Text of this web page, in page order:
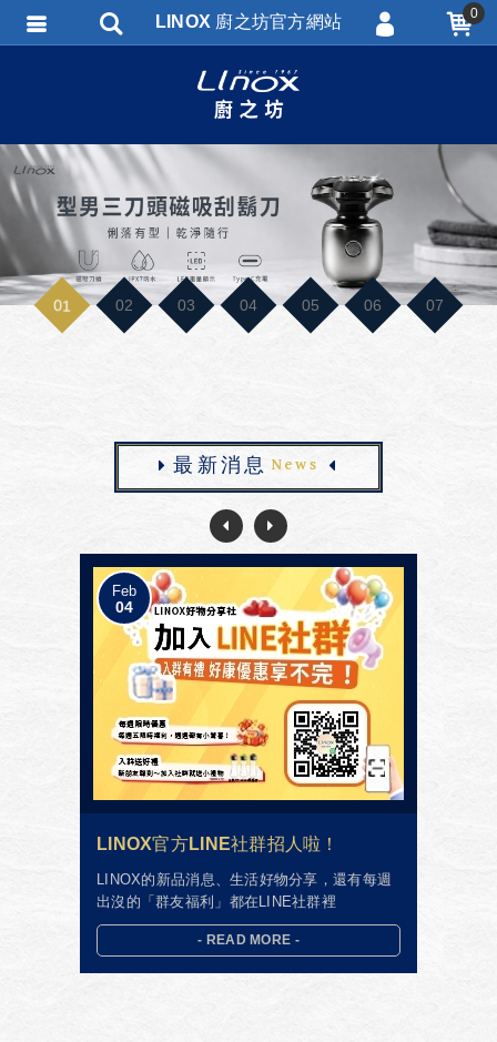
01 02 03 04 05 06 07
最 新消息 News
Feb
04
LINOX官方LINE社群招人啦！
LINOX的新品消息、生活好物分享，還有每週
出沒的「群友福利」都在LINE社群裡
- READ MORE -
LINOX 廚之坊官方網站 0
會員註冊
忘記密碼
訂單查詢
匯款通知